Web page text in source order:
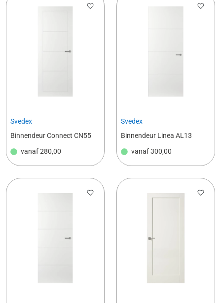
Svedex
Binnendeur Connect CN55
vanaf280,00
Svedex
Binnendeur Linea AL13
vanaf300,00